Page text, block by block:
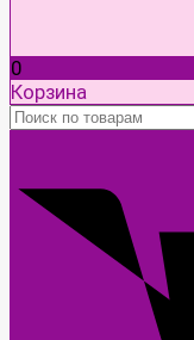
0
Корзина